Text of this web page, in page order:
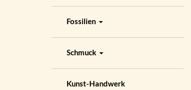
Fossilien
Schmuck
Kunst-Handwerk